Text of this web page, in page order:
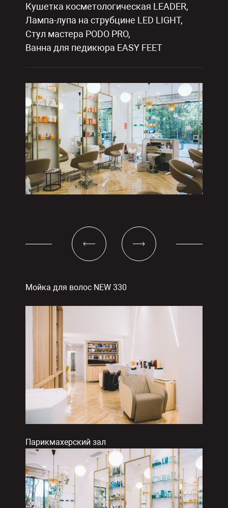
Кушетка косметологическая LEADER,
Лампа-лупа на струбцине LED LIGHT,
Стул мастера PODO PRO,
Ванна для педикюра EASY FEET
Мойка для волос NEW 330
Парикмахерский зал